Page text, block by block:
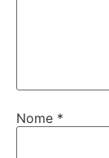
Nome *